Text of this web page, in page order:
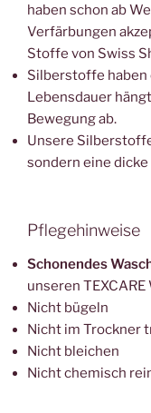
haben schon ab
Verfärbungen
Stoffe von Swiss
Silberstoffe haben
Lebensdauer
Bewegung ab.
Unsere
sondern eine
Pflegehinweise
Schonendes
unseren
Nicht bügeln
Nicht im Trockner
Nicht bleichen
Nicht chemisch